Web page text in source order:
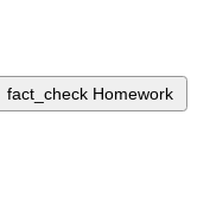
fact_check Homework